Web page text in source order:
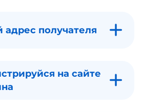
адрес получателя
на сайте